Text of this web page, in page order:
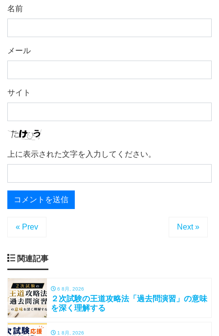
名前
メール
サイト
上に表示された文字を入力してください。
« Prev Next »
関連記事
6 8月, 2026
２次試験の王道攻略法「過去問演習」の意味
を深く理解する
1 8月, 2026